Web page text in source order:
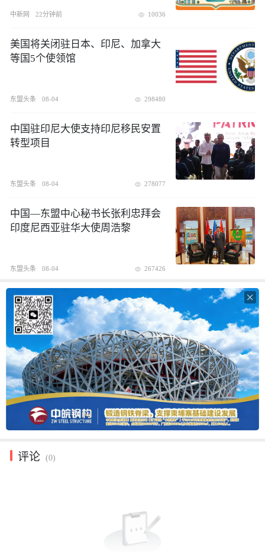
行、资管机构踊跃认购
中新网 22分钟前 10036
美国将关闭驻日本、印尼、加拿大
等国5个使领馆
东盟头条 08-04 298480
中国驻印尼大使支持印尼移民安置
转型项目
东盟头条 08-04 278077
中国—东盟中心秘书长张利忠拜会
印度尼西亚驻华大使周浩黎
东盟头条 08-04 267426

评论 (0)